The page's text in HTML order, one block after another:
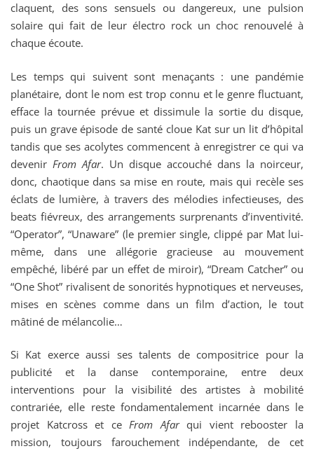
claquent, des sons sensuels ou dangereux, une pulsion
solaire qui fait de leur électro rock un choc renouvelé à
chaque écoute.
Les temps qui suivent sont menaçants : une pandémie
planétaire, dont le nom est trop connu et le genre fluctuant,
efface la tournée prévue et dissimule la sortie du disque,
puis un grave épisode de santé cloue Kat sur un lit d’hôpital
tandis que ses acolytes commencent à enregistrer ce qui va
devenir From Afar. Un disque accouché dans la noirceur,
donc, chaotique dans sa mise en route, mais qui recèle ses
éclats de lumière, à travers des mélodies infectieuses, des
beats fiévreux, des arrangements surprenants d’inventivité.
“Operator”, “Unaware” (le premier single, clippé par Mat lui-
même, dans une allégorie gracieuse au mouvement
empêché, libéré par un effet de miroir), “Dream Catcher” ou
“One Shot” rivalisent de sonorités hypnotiques et nerveuses,
mises en scènes comme dans un film d’action, le tout
mâtiné de mélancolie…
Si Kat exerce aussi ses talents de compositrice pour la
publicité et la danse contemporaine, entre deux
interventions pour la visibilité des artistes à mobilité
contrariée, elle reste fondamentalement incarnée dans le
projet Katcross et ceFrom Afarqui vient rebooster la
mission, toujours farouchement indépendante, de cet